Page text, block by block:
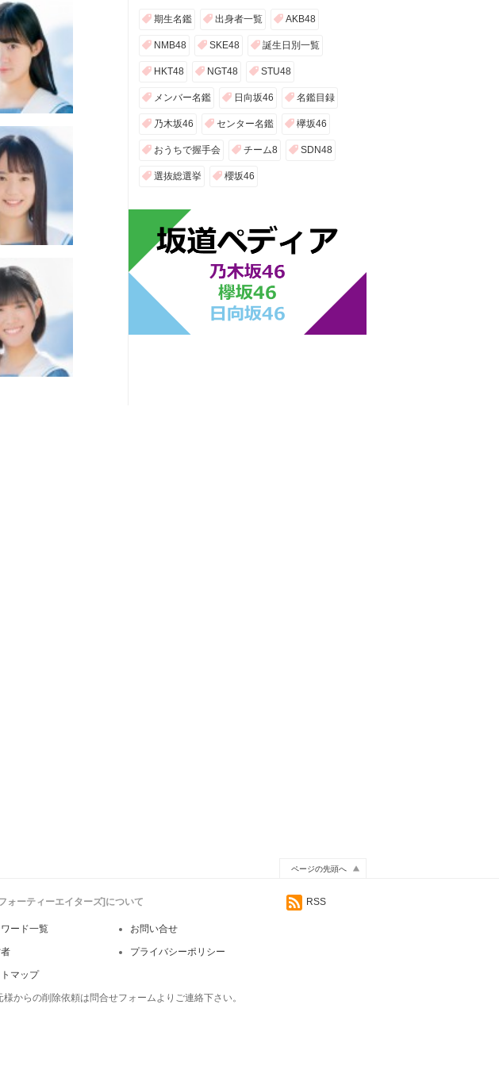
期生名鑑 出身者一覧 AKB48
NMB48 SKE48 誕生日別一覧
HKT48 NGT48 STU48
メンバー名鑑 日向坂46 名鑑目録
乃木坂46 センター名鑑 欅坂46
おうちで握手会 チーム8 SDN48
選抜総選挙 櫻坂46
ページの先頭へ
ォーティーエイターズ]について
ード一覧 お問い合せ
プライバシーポリシー
マップ
からの削除依頼は問合せフォームよりご連絡下さい。
RSS